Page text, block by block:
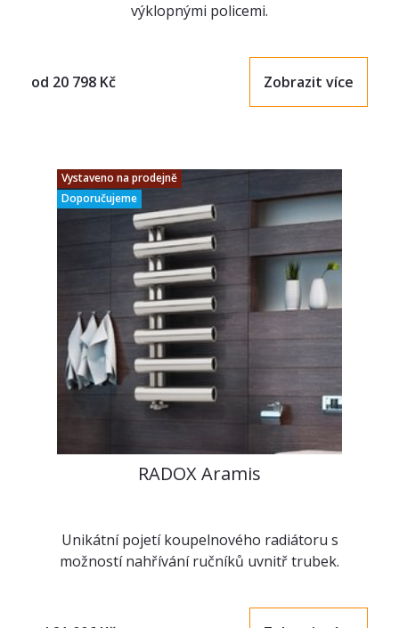
výklopnými policemi.
od 20 798 Kč Zobrazit více
Vystaveno na prodejně
Doporučujeme
RADOX Aramis
Unikátní pojetí koupelnového radiátoru s
možností nahřívání ručníků uvnitř trubek.